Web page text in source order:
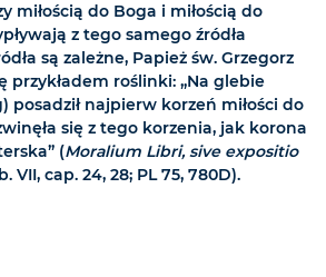
miłością do Boga i miłością do
z tego samego źródła
są zależne, Papież św. Grzegorz
przykładem roślinki: „Na glebie
posadził najpierw korzeń miłości do
się z tego korzenia, jak korona
(Moralium Libri, sive expositio
VII, cap. 24, 28; PL 75, 780D).